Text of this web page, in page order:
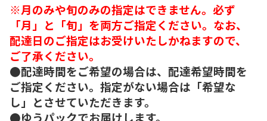
※月のみや旬のみの指定はできません。必ず
「月」と「旬」を両方ご指定ください。なお、
配達日のご指定はお受けいたしかねますので、
ご了承ください。
●配達時間をご希望の場合は、配達希望時間を
ご指定ください。指定がない場合は「希望な
し」とさせていただきます。
●ゆうパックでお届けします。